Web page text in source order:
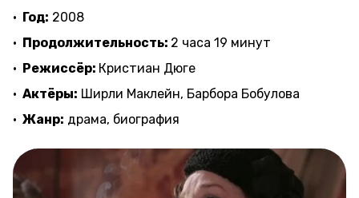
Год: 2008
Продолжительность: 2 часа 19 минут
Режиссёр: Кристиан Дюге
Актёры: Ширли Маклейн, Барбора Бобулова
Жанр: драма, биография